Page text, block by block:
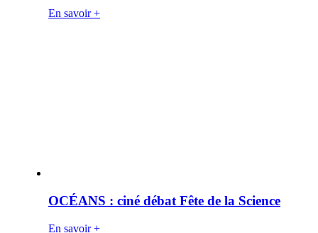
En savoir +
OCÉANS : ciné débat Fête de la Science
En savoir +